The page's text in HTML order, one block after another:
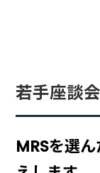
若手座談会
MRSを選